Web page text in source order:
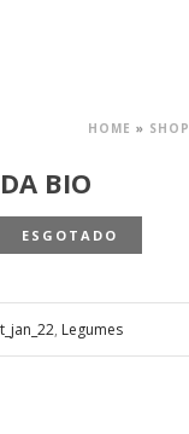
HOME » SHOP
BIO
ESGOTADO
, Legumes